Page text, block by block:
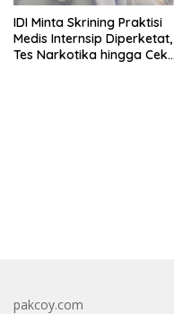
IDI Minta Skrining Praktisi
Medis Internsip Diperketat,
Tes Narkotika hingga Cek
pakcoy.com